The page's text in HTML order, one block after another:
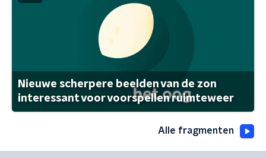
Nieuwe scherpere beelden van de zon
interessant voor voorspellen ruimteweer
Alle fragmenten